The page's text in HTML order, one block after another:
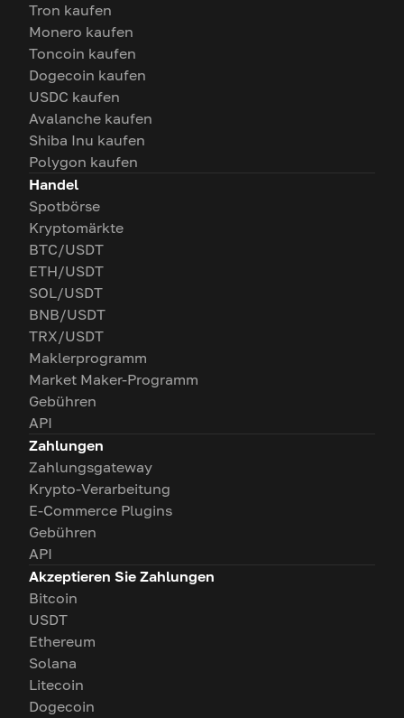
Tron kaufen
Monero kaufen
Toncoin kaufen
Dogecoin kaufen
USDC kaufen
Avalanche kaufen
Shiba Inu kaufen
Polygon kaufen
Handel
Spotbörse
Kryptomärkte
BTC/USDT
ETH/USDT
SOL/USDT
BNB/USDT
TRX/USDT
Maklerprogramm
Market Maker-Programm
Gebühren
API
Zahlungen
Zahlungsgateway
Krypto-Verarbeitung
E-Commerce Plugins
Gebühren
API
Akzeptieren Sie Zahlungen
Bitcoin
USDT
Ethereum
Solana
Litecoin
Dogecoin